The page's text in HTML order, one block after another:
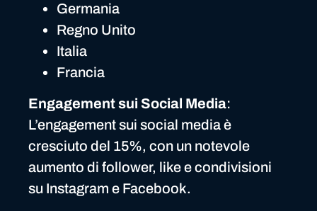
Germania
Regno Unito
Italia
Francia
Engagement sui Social Media:
L’engagement sui social media è
cresciuto del 15%, con un notevole
aumento di follower, like e condivisioni
su Instagram e Facebook.